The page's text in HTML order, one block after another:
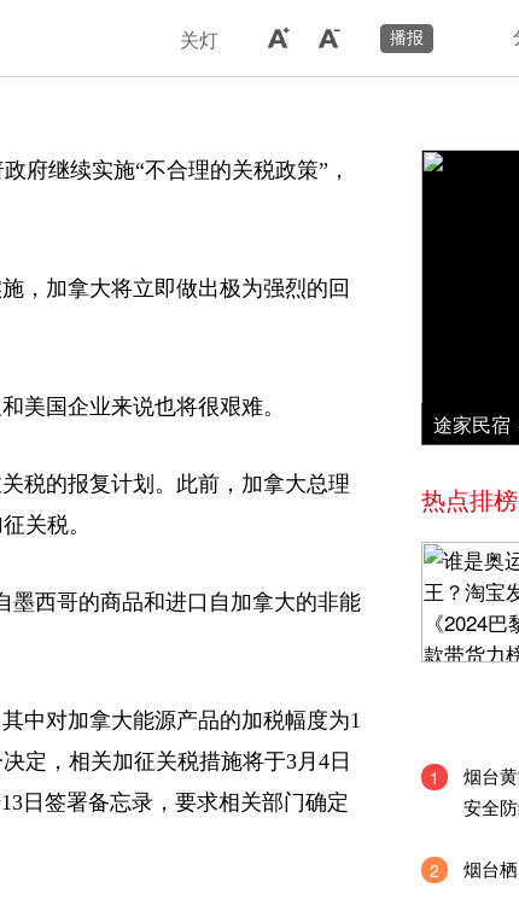
关灯
府继续实施“不合理的关税政策”，
，加拿大将立即做出极为强烈的回
国企业来说也将很艰难。
税的报复计划。此前，加拿大总理
关税。
西哥的商品和进口自加拿大的非能
中对加拿大能源产品的加税幅度为1
定，相关加征关税措施将于3月4日
日签署备忘录，要求相关部门确定
热点排榜
1
烟台
安全防
2 烟台